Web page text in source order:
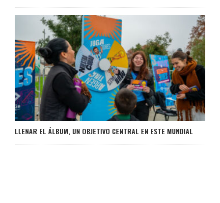
LLENAR EL ÁLBUM, UN OBJETIVO CENTRAL EN ESTE MUNDIAL